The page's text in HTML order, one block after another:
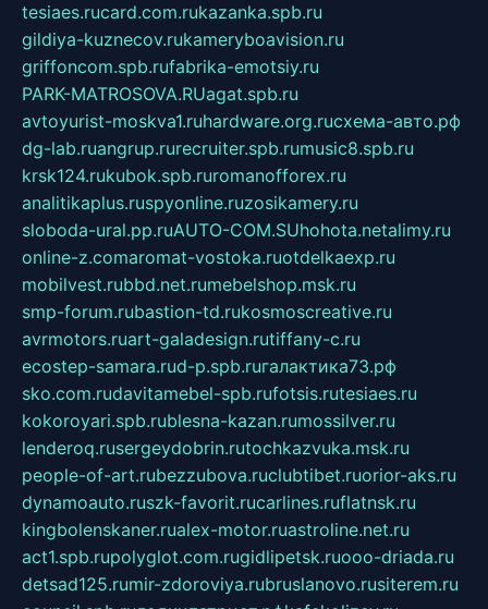
tesiaes.rucard.com.rukazanka.spb.ru
gildiya-kuznecov.rukameryboavision.ru
griffoncom.spb.rufabrika-emotsiy.ru
PARK-MATROSOVA.RUagat.spb.ru
avtoyurist-moskva1.ruhardware.org.ruсхема-авто.рф
dg-lab.ruangrup.rurecruiter.spb.rumusic8.spb.ru
krsk124.rukubok.spb.ruromanofforex.ru
analitikaplus.ruspyonline.ruzosikamery.ru
sloboda-ural.pp.ruAUTO-COM.SUhohota.netalimy.ru
online-z.comaromat-vostoka.ruotdelkaexp.ru
mobilvest.rubbd.net.rumebelshop.msk.ru
smp-forum.rubastion-td.rukosmoscreative.ru
avrmotors.ruart-galadesign.rutiffany-c.ru
ecostep-samara.rud-p.spb.ruгалактика73.рф
sko.com.rudavitamebel-spb.rufotsis.rutesiaes.ru
kokoroyari.spb.rublesna-kazan.rumossilver.ru
lenderoq.rusergeydobrin.rutochkazvuka.msk.ru
people-of-art.rubezzubova.ruclubtibet.ruorior-aks.ru
dynamoauto.ruszk-favorit.rucarlines.ruflatnsk.ru
kingbolenskaner.rualex-motor.ruastroline.net.ru
act1.spb.rupolyglot.com.rugidlipetsk.ruooo-driada.ru
detsad125.rumir-zdoroviya.rubruslanovo.rusiterem.ru